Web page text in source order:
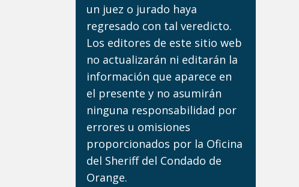
un juez o jurado haya
regresado con tal veredicto.
Los editores de este sitio web
no actualizarán ni editarán la
información que aparece en
el presente y no asumirán
ninguna responsabilidad por
errores u omisiones
proporcionados por la Oficina
del Sheriff del Condado de
Orange.